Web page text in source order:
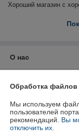
Хороший магазин с
О нас
Доставка и оплата
График работы
Обработка
Мы используем
пользователей
рекомендаций. Вы
отключить их.